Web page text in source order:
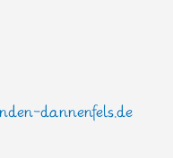
dannenfels.de